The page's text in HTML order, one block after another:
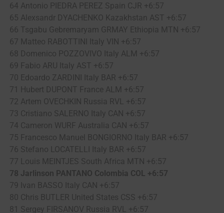
64 Antonio PIEDRA PEREZ Spain CJR +6:57
65 Alexsandr DYACHENKO Kazakhstan AST +6:57
66 Tsgabu Gebremaryam GRMAY Ethiopia MTN +6:57
67 Matteo RABOTTINI Italy VIN +6:57
68 Domenico POZZOVIVO Italy ALM +6:57
69 Fabio ARU Italy AST +6:57
70 Edoardo ZARDINI Italy BAR +6:57
71 Hubert DUPONT France ALM +6:57
72 Artem OVECHKIN Russia RVL +6:57
73 Cristiano SALERNO Italy CAN +6:57
74 Cameron WURF Australia CAN +6:57
75 Francesco Manuel BONGIORNO Italy BAR +6:57
76 Stefano LOCATELLI Italy BAR +6:57
77 Louis MEINTJES South Africa MTN +6:57
78 Jarlinson PANTANO Colombia COL +6:57
79 Ivan BASSO Italy CAN +6:57
80 Chris BUTLER United States CSS +6:57
81 Sergey FIRSANOV Russia RVL +6:57